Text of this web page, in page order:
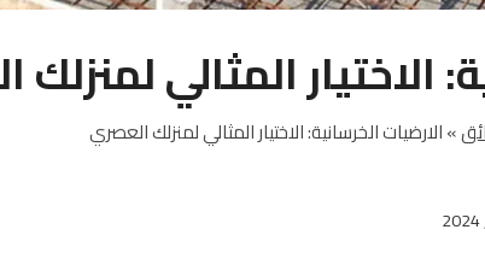
الاختيار المثالي
»الارضيات الخرسانية: الاختيار المثالي لمنزلك العصري